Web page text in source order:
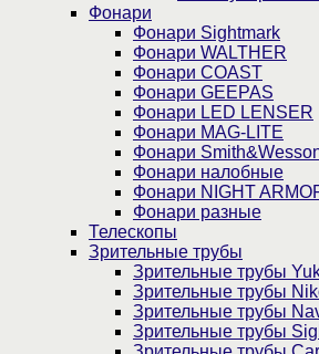
Фонари
Фонари Sightmark
Фонари WALTHER
Фонари COAST
Фонари GEEPAS
Фонари LED LENSER
Фонари MAG-LITE
Фонари
Фонари налобные
Фонари NIGHT
Фонари разные
Телескопы
Зрительные трубы
Зрительные трубы
Зрительные трубы
Зрительные трубы
Зрительные трубы